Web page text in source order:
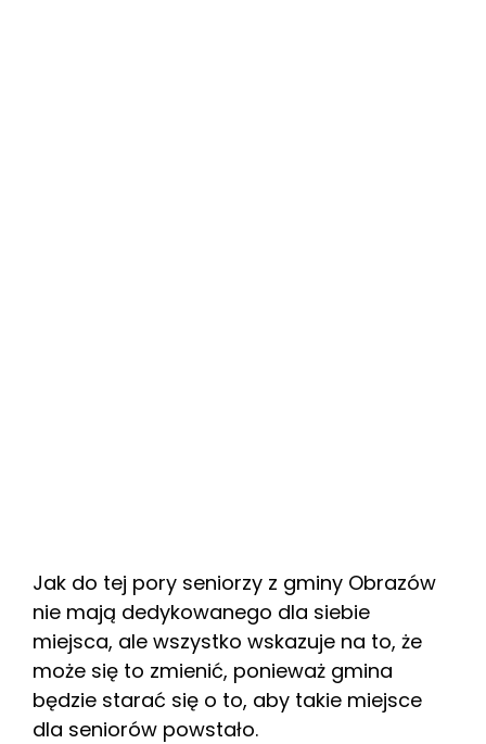
Jak do tej pory seniorzy z gminy Obrazów
nie mają dedykowanego dla siebie
miejsca, ale wszystko wskazuje na to, że
może się to zmienić, ponieważ gmina
będzie starać się o to, aby takie miejsce
dla seniorów powstało.